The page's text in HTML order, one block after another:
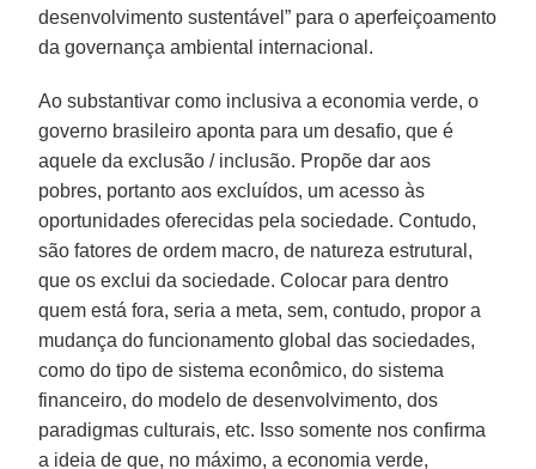
desenvolvimento sustentável” para o aperfeiçoamento
da governança ambiental internacional.
Ao substantivar como inclusiva a economia verde, o
governo brasileiro aponta para um desafio, que é
aquele da exclusão / inclusão. Propõe dar aos
pobres, portanto aos excluídos, um acesso às
oportunidades oferecidas pela sociedade. Contudo,
são fatores de ordem macro, de natureza estrutural,
que os exclui da sociedade. Colocar para dentro
quem está fora, seria a meta, sem, contudo, propor a
mudança do funcionamento global das sociedades,
como do tipo de sistema econômico, do sistema
financeiro, do modelo de desenvolvimento, dos
paradigmas culturais, etc. Isso somente nos confirma
a ideia de que, no máximo, a economia verde,